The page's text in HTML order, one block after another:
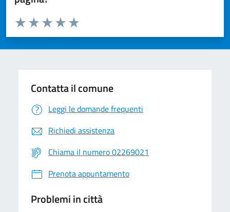
Valuta da 1 a 5 stelle la pagina
Valuta 5 stelle su 5
Valuta 4 stelle su 5
Valuta 3 stelle su 5
Valuta 2 stelle su 5
Valuta 1 stelle su 5
Contatta il comune
Leggi le domande frequenti
Richiedi assistenza
Chiama il numero 02269021
Prenota appuntamento
Problemi in città